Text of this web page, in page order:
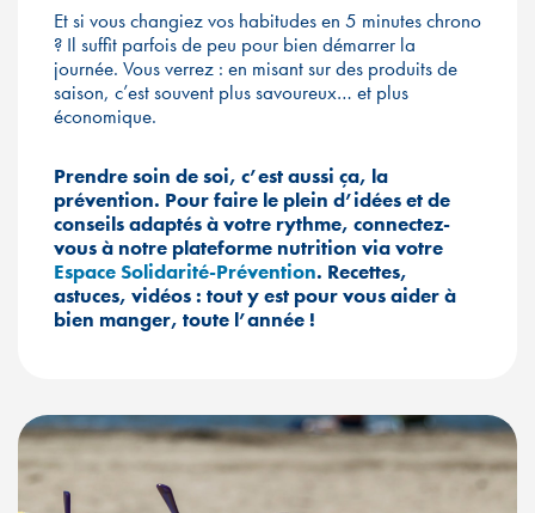
Et si vous changiez vos habitudes en 5 minutes chrono
? Il suffit parfois de peu pour bien démarrer la
journée. Vous verrez : en misant sur des produits de
saison, c’est souvent plus savoureux… et plus
économique.
Prendre soin de soi, c’est aussi ça, la
prévention. Pour faire le plein d’idées et de
conseils adaptés à votre rythme, connectez-
vous à notre plateforme nutrition via votre
Espace Solidarité-Prévention. Recettes,
astuces, vidéos : tout y est pour vous aider à
bien manger, toute l’année !